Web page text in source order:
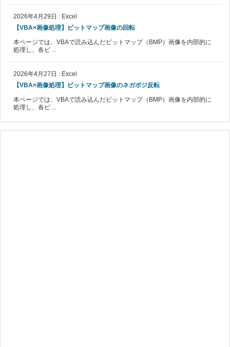
2026年4月29日 : Excel
【VBA×画像処理】ビットマップ画像の回転
本ページでは、VBAで読み込んだビットマップ（BMP）画像を内部的に
処理し、各ピ ...
2026年4月27日 : Excel
【VBA×画像処理】ビットマップ画像のネガポジ反転
本ページでは、VBAで読み込んだビットマップ（BMP）画像を内部的に
処理し、各ピ ...